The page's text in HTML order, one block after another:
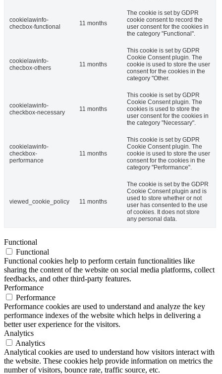
cookielawinfo-
checbox-functional
11 months
The cookie is set by GDPR
cookie consent to record the
user consent for the cookies in
the category "Functional".
cookielawinfo-
checbox-others
11 months
This cookie is set by GDPR
Cookie Consent plugin. The
cookie is used to store the user
consent for the cookies in the
category "Other.
cookielawinfo-
checkbox-necessary
11 months
This cookie is set by GDPR
Cookie Consent plugin. The
cookies is used to store the
user consent for the cookies in
the category "Necessary".
cookielawinfo-
checkbox-
performance
11 months
This cookie is set by GDPR
Cookie Consent plugin. The
cookie is used to store the user
consent for the cookies in the
category "Performance".
viewed_cookie_policy 11 months
The cookie is set by the GDPR
Cookie Consent plugin and is
used to store whether or not
user has consented to the use
of cookies. It does not store
any personal data.
Functional
Functional
Functional cookies help to perform certain functionalities like
sharing the content of the website on social media platforms, collect
feedbacks, and other third-party features.
Performance
Performance
Performance cookies are used to understand and analyze the key
performance indexes of the website which helps in delivering a
better user experience for the visitors.
Analytics
Analytics
Analytical cookies are used to understand how visitors interact with
the website. These cookies help provide information on metrics the
number of visitors, bounce rate, traffic source, etc.